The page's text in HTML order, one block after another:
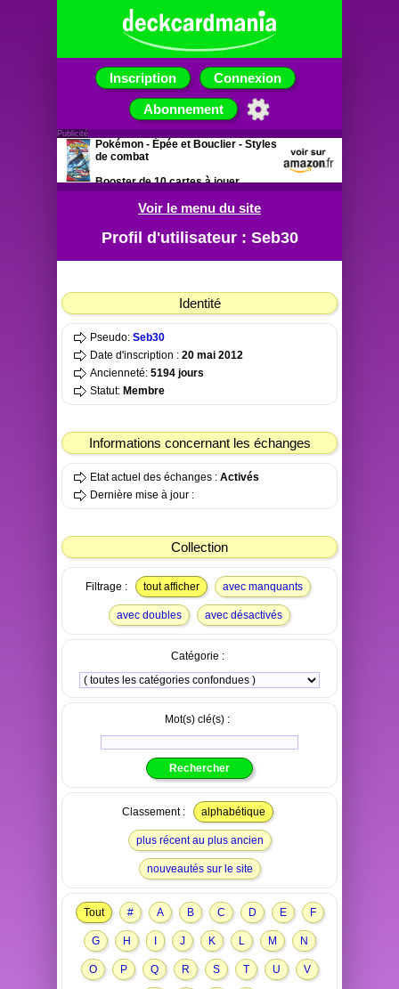
Inscription Connexion
Abonnement
Voir le menu du site
Profil d'utilisateur : Seb30
Identité
Pseudo: Seb30
Date d'inscription : 20 mai 2012
Ancienneté: 5194 jours
Statut: Membre
Informations concernant les échanges
Etat actuel des échanges : Activés
Dernière mise à jour :
Collection
Filtrage : tout afficher avec manquants
avec doubles avec désactivés
Catégorie :
Mot(s) clé(s) :
Classement : alphabétique
plus récent au plus ancien
nouveautés sur le site
Tout # A B C D E F
G H J K L M N
O P Q R S T U V
Publicité
Pokémon - Épée et Bouclier - Styles
de combat
Booster de 10 cartes à jouer